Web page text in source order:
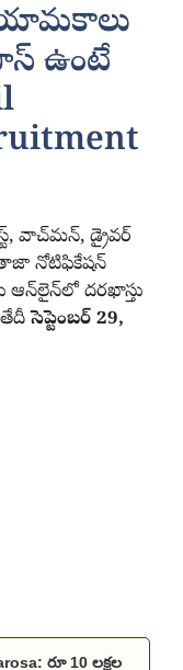
ఉంటే
వాచ్‌మన్, డ్రైవర్
తాజా నోటిఫికేషన్
ఆన్‌లైన్‌లో దరఖాస్తు
తేదీసెప్టెంబర్ 29,
రూ 10 లక్షల